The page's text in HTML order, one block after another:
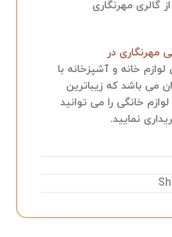
از گالری مهرنگاری
مهرنگاری در
خانه و آشپزخانه با
می باشد که زیباترین
خانگی را می توانید
نمایید.